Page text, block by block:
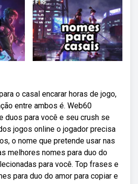
o casal encarar horas de jogo,
entre ambos é. Web60
duos para você e seu crush se
jogos online o jogador precisa
o nome que pretende usar nas
melhores nomes para duo do
para você. Top frases e
para duo do amor para copiar e